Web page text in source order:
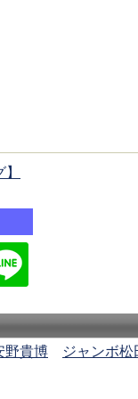
野貴博 ジャンボ松